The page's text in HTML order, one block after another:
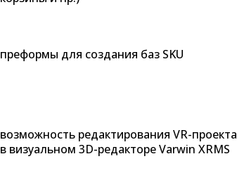
преформы для создания баз SKU
возможность редактирования VR-проекта
в визуальном 3D-редакторе Varwin XRMS